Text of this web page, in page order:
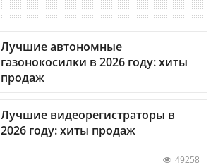
Лучшие автономные
газонокосилки в 2026 году: хиты
продаж
Лучшие видеорегистраторы в
2026 году: хиты продаж
49258